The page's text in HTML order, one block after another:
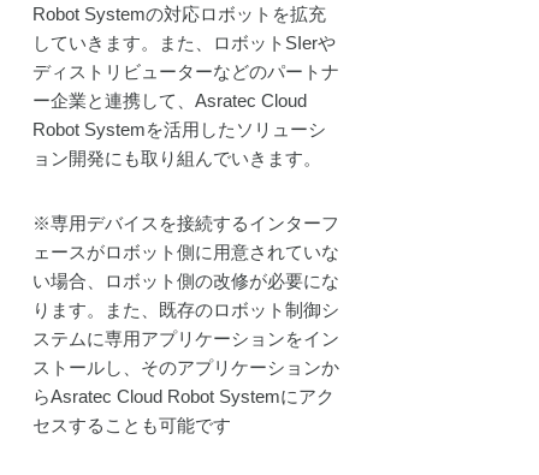
Robot Systemの対応ロボットを拡充
していきます。また、ロボットSIerや
ディストリビューターなどのパートナ
ー企業と連携して、Asratec Cloud
Robot Systemを活用したソリューシ
ョン開発にも取り組んでいきます。
※専用デバイスを接続するインターフ
ェースがロボット側に用意されていな
い場合、ロボット側の改修が必要にな
ります。また、既存のロボット制御シ
ステムに専用アプリケーションをイン
ストールし、そのアプリケーションか
らAsratec Cloud Robot Systemにアク
セスすることも可能です